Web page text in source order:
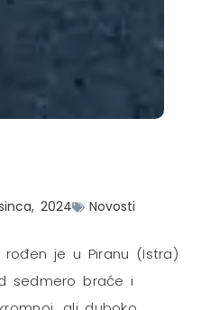
2024 Novosti
rođen je u Piranu (Istra)
sedmero braće i